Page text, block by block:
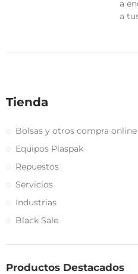
a
a
Tienda
Bolsas y otros compra online
Equipos Plaspak
Repuestos
Servicios
Industrias
Black Sale
Productos Destacados